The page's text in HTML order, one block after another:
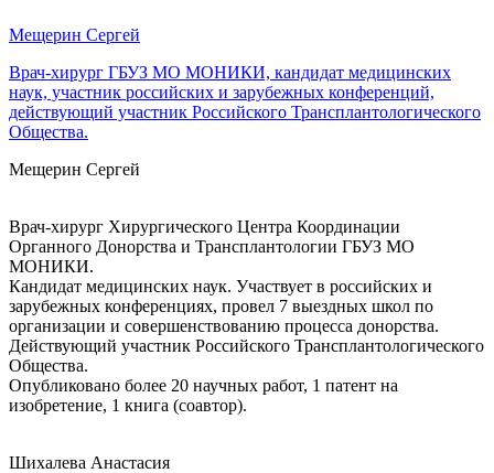
Мещерин Сергей
Врач-хирург ГБУЗ МО МОНИКИ, кандидат медицинских
наук, участник российских и зарубежных конференций,
действующий участник Российского Трансплантологического
Общества.
Мещерин Сергей
Врач-хирург Хирургического Центра Координации
Органного Донорства и Трансплантологии ГБУЗ МО
МОНИКИ.
Кандидат медицинских наук. Участвует в российских и
зарубежных конференциях, провел 7 выездных школ по
организации и совершенствованию процесса донорства.
Действующий участник Российского Трансплантологического
Общества.
Опубликовано более 20 научных работ, 1 патент на
изобретение, 1 книга (соавтор).
Шихалева Анастасия